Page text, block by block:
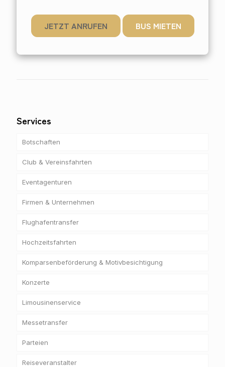
JETZT ANRUFEN BUS MIETEN
Services
Botschaften
Club & Vereinsfahrten
Eventagenturen
Firmen & Unternehmen
Flughafentransfer
Hochzeitsfahrten
Komparsenbeförderung & Motivbesichtigung
Konzerte
Limousinenservice
Messetransfer
Parteien
Reiseveranstalter